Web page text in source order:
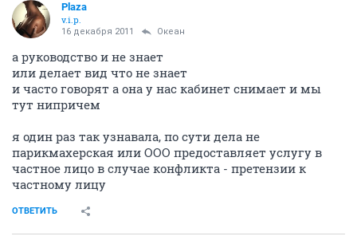
Plaza
v.i.p.
16 декабря 2011 Океан
а руководство и не знает
или делает вид что не знает
и часто говорят а она у нас кабинет снимает и мы
тут нипричем
я один раз так узнавала, по сути дела не
парикмахерская или ООО предоставляет услугу в
частное лицо в случае конфликта - претензии к
частному лицу
ОТВЕТИТЬ